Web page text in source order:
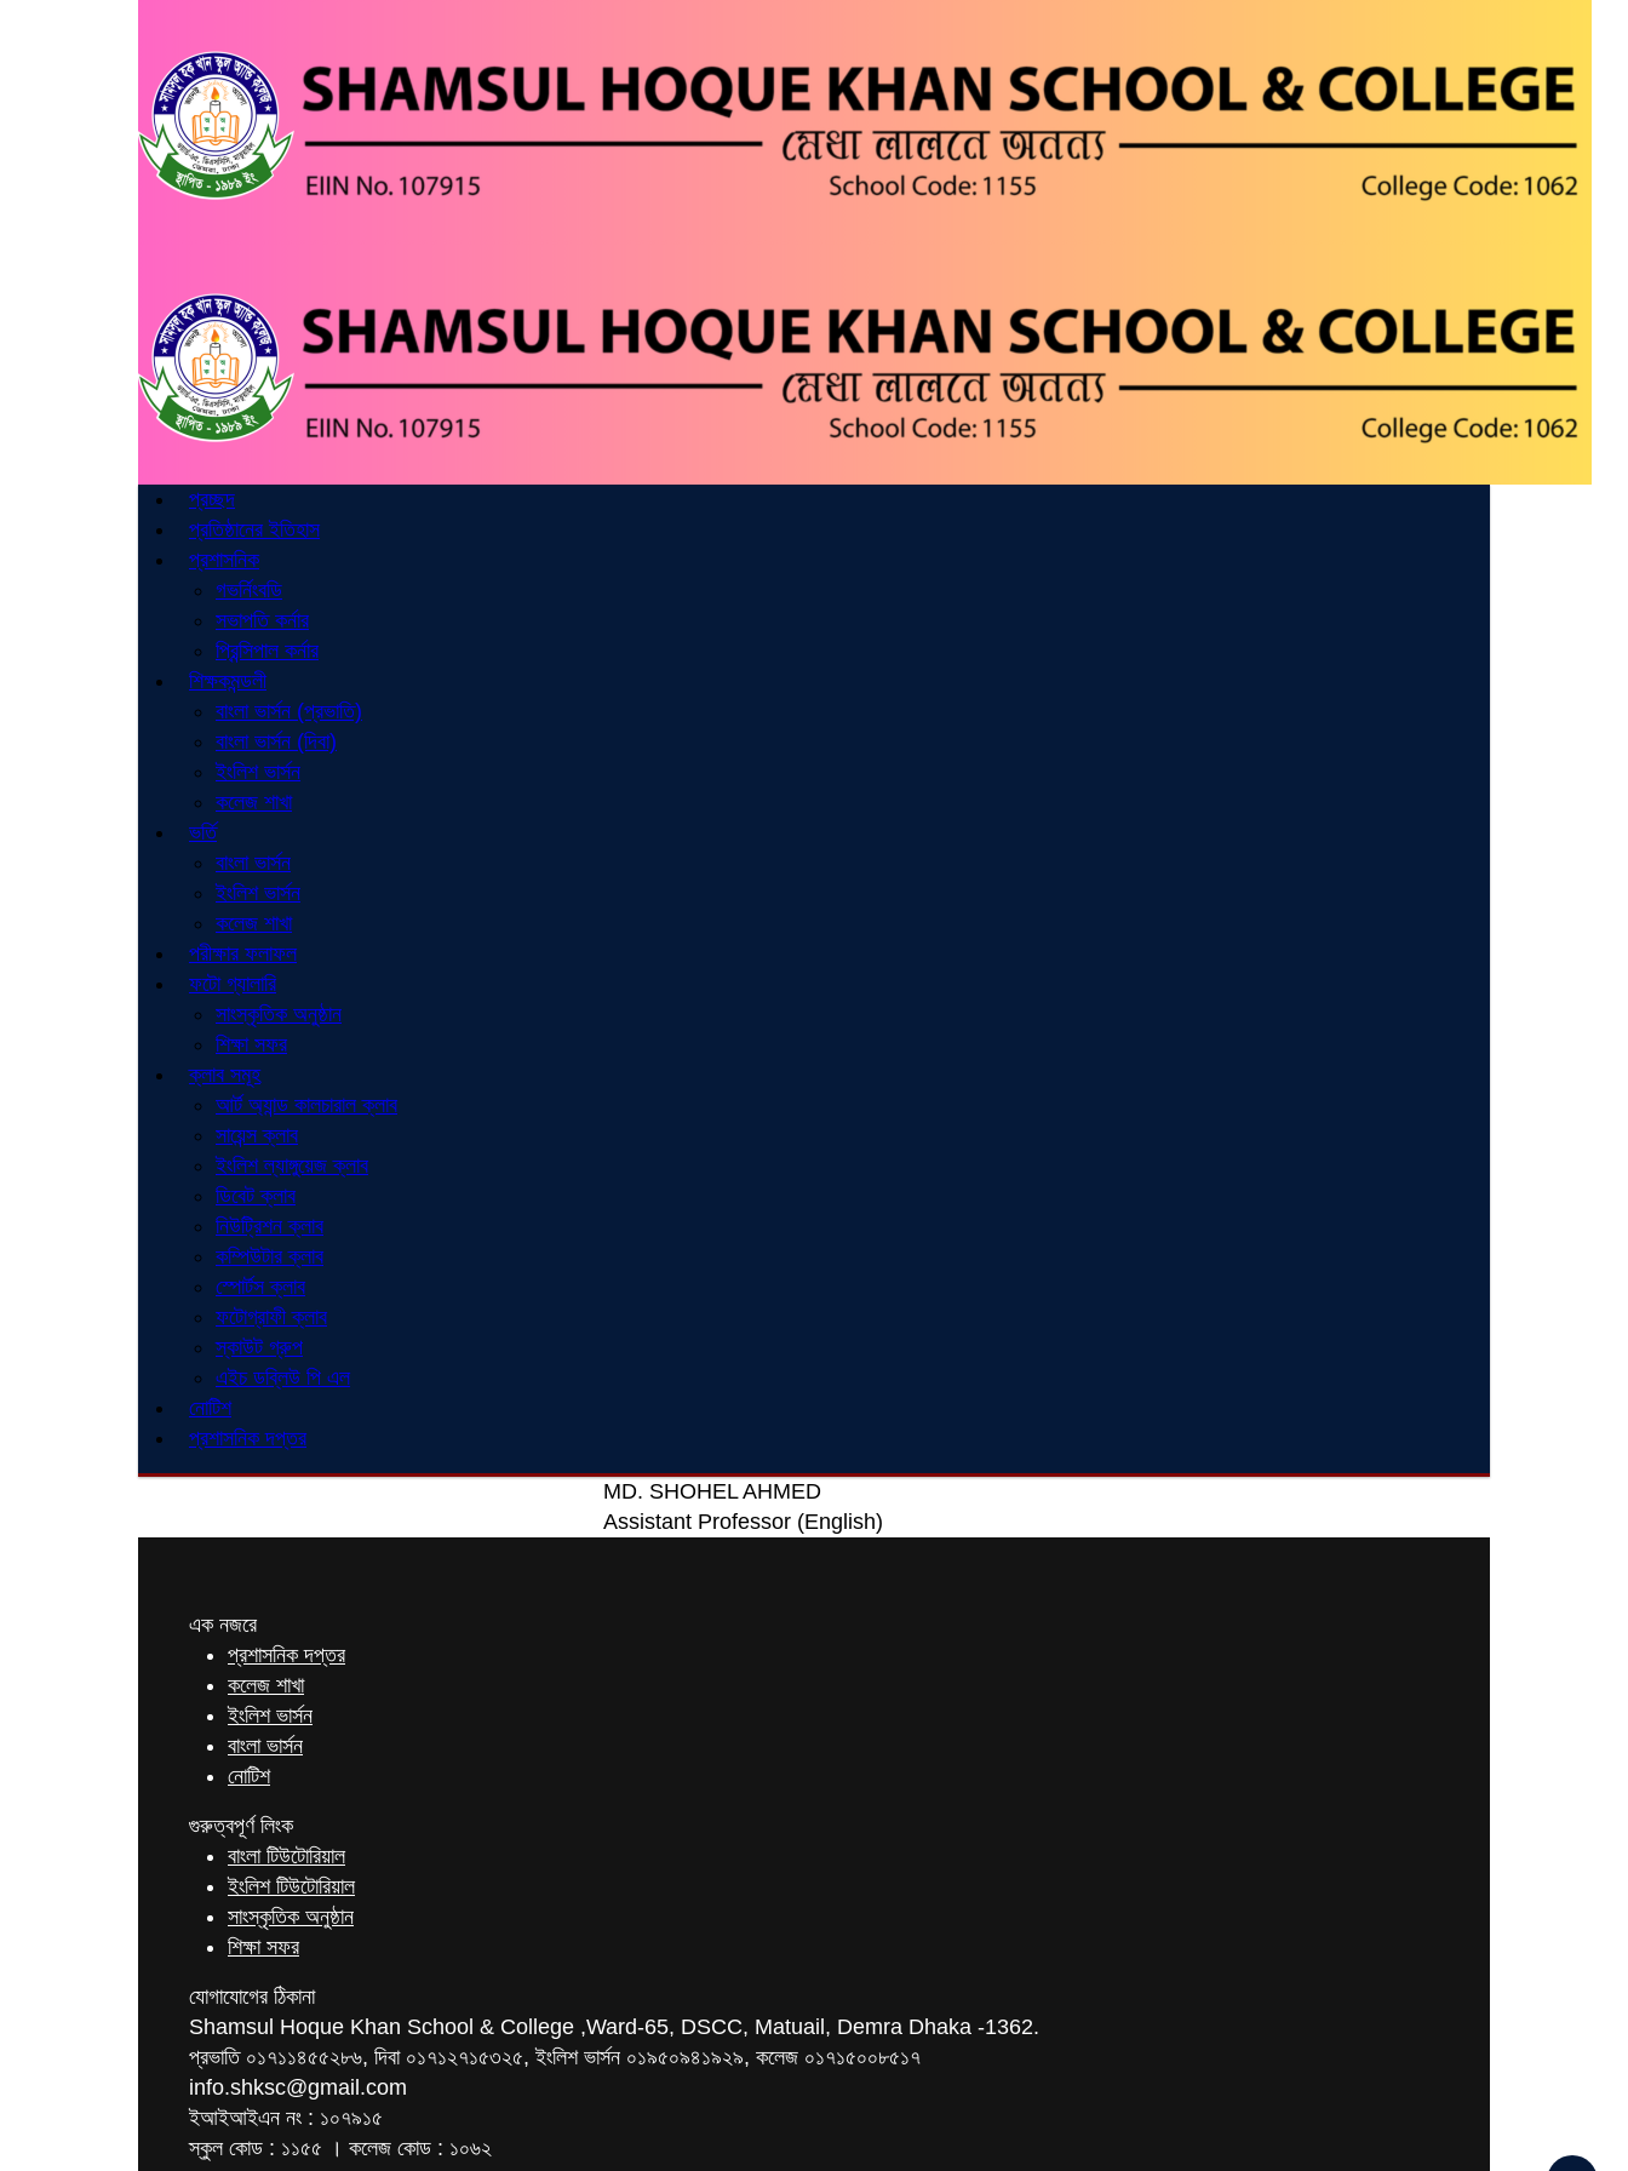
প্রচ্ছদ
প্রতিষ্ঠানের ইতিহাস
প্রশাসনিক
গভর্নিংবডি
সভাপতি কর্নার
প্রিন্সিপাল কর্নার
শিক্ষকমন্ডলী
বাংলা ভার্সন (প্রভাতি)
বাংলা ভার্সন (দিবা)
ইংলিশ ভার্সন
কলেজ শাখা
ভর্তি
বাংলা ভার্সন
ইংলিশ ভার্সন
কলেজ শাখা
পরীক্ষার ফলাফল
ফটো গ্যালারি
সাংস্কৃতিক অনুষ্ঠান
শিক্ষা সফর
ক্লাব সমূহ
আর্ট অ্যান্ড কালচারাল ক্লাব
সায়েন্স ক্লাব
ইংলিশ ল্যাঙ্গুয়েজ ক্লাব
ডিবেট ক্লাব
নিউট্রিশন ক্লাব
কম্পিউটার ক্লাব
স্পোর্টস ক্লাব
ফটোগ্রাফী ক্লাব
স্কাউট গ্রুপ
এইচ ডব্লিউ পি এল
নোটিশ
প্রশাসনিক দপ্তর
MD. SHOHEL AHMED
Assistant Professor (English)
এক নজরে
প্রশাসনিক দপ্তর
কলেজ শাখা
ইংলিশ ভার্সন
বাংলা ভার্সন
নোটিশ
গুরুত্বপূর্ণ লিংক
বাংলা টিউটোরিয়াল
ইংলিশ টিউটোরিয়াল
সাংস্কৃতিক অনুষ্ঠান
শিক্ষা সফর
যোগাযোগের ঠিকানা
Shamsul Hoque Khan School & College ,Ward-65, DSCC, Matuail, Demra Dhaka -1362.
প্রভাতি ০১৭১১৪৫৫২৮৬, দিবা ০১৭১২৭১৫৩২৫, ইংলিশ ভার্সন ০১৯৫০৯৪১৯২৯, কলেজ ০১৭১৫০০৮৫১৭
info.shksc@gmail.com
ইআইআইএন নং : ১০৭৯১৫
স্কুল কোড : ১১৫৫ । কলেজ কোড : ১০৬২